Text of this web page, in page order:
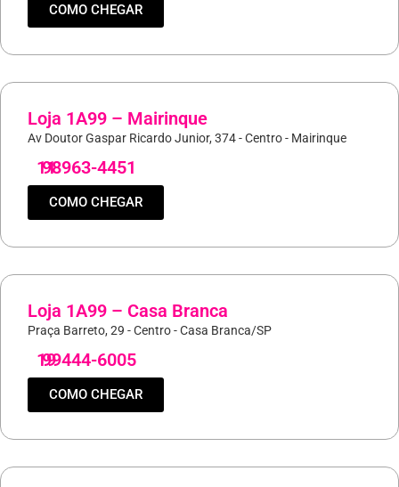
COMO CHEGAR
Loja 1A99 – Mairinque
Av Doutor Gaspar Ricardo Junior, 374 - Centro - Mairinque
11
98963-4451
COMO CHEGAR
Loja 1A99 – Casa Branca
Praça Barreto, 29 - Centro - Casa Branca/SP
19
99444-6005
COMO CHEGAR